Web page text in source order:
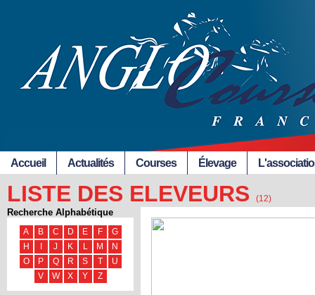
Accueil Actualités Courses Élevage
LISTE DES ELEVEURS (12)
Recherche Alphabétique
A B C D E F
G
H
J K L M
N
O
P Q R S T
U
V
W X Y Z